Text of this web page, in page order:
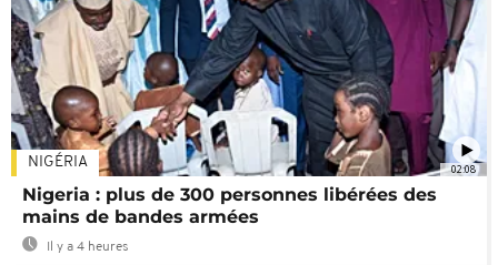
02:08
NIGÉRIA
Nigeria : plus de 300 personnes libérées des
mains de bandes armées
Il y a 4 heures